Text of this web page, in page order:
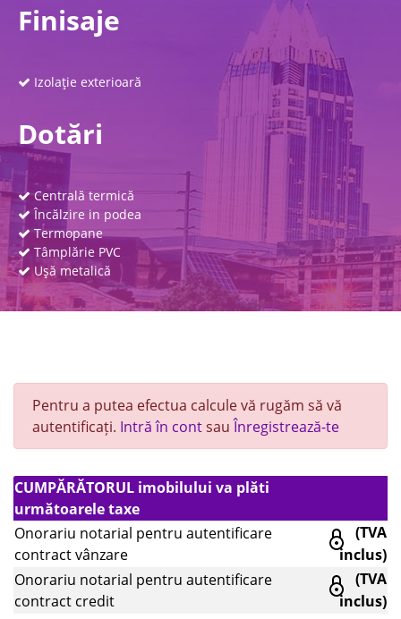
Finisaje
Izolaţie exterioară
Dotări
Centrală termică
Încălzire in podea
Termopane
Tâmplărie PVC
Uşă metalică
Pentru a putea efectua calcule vă rugăm să vă
autentificați. Intră în contsauÎnregistrează-te
CUMPĂRĂTORUL imobilului va plăti
următoarele taxe
Onorariu notarial pentru autentificare
contract vânzare
(TVA
inclus)
Onorariu notarial pentru autentificare
contract credit
(TVA
inclus)